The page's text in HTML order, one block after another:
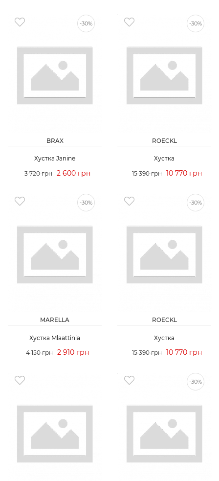
-30%
BRAX
Хустка Janine
3 720 грн 2 600 грн
-30%
ROECKL
Хустка
15 390 грн 10 770 грн
-30%
MARELLA
Хустка Mlaattinia
4 150 грн 2 910 грн
-30%
ROECKL
Хустка
15 390 грн 10 770 грн
-30%